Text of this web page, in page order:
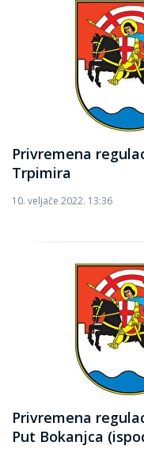
Privremena
Trpimira
10. veljače 2022. 13:36
Privremena
Put Bokanjca